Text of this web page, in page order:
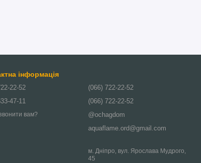
інформація
22-52
47-11
вам?
(066) 722-22-52
(066) 722-22-52
@ochagdom
aquaflame.ord@gmail.com
м. Дніпро, вул. Ярослава Мудрого,
45